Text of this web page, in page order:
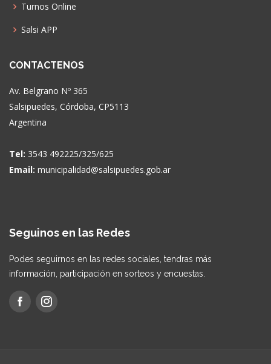
Turnos Online
Salsi APP
CONTACTENOS
Av. Belgrano Nº 365
Salsipuedes, Córdoba, CP5113
Argentina
Tel: 3543 492225/325/625
Email: municipalidad@salsipuedes.gob.ar
Seguinos en las Redes
Podes seguirnos en las redes sociales, tendras más
información, participación en sorteos y encuestas.